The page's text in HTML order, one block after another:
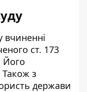
вчиненні
ст. 173
Його
з
держави